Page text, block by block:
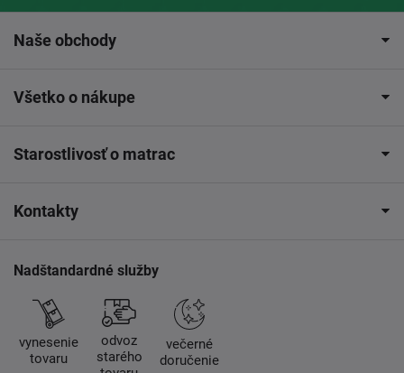
Naše obchody
Všetko o nákupe
Starostlivosť o matrac
Kontakty
Nadštandardné služby
vynesenie
tovaru
odvoz
starého
večerné
doručenie